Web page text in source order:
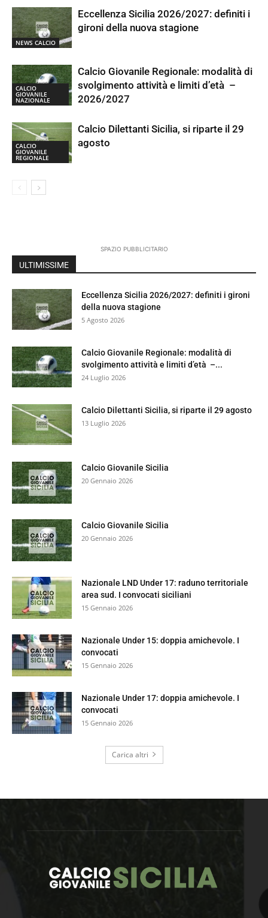
NEWS CALCIO
Eccellenza Sicilia 2026/2027: definiti i
gironi della nuova stagione
CALCIO
GIOVANILE
NAZIONALE
Calcio Giovanile Regionale: modalità di
svolgimento attività e limiti d’età –
2026/2027
CALCIO
GIOVANILE
REGIONALE
Calcio Dilettanti Sicilia, si riparte il 29
agosto
SPAZIO PUBBLICITARIO
ULTIMISSIME
Eccellenza Sicilia 2026/2027: definiti i gironi
della nuova stagione
5 Agosto 2026
Calcio Giovanile Regionale: modalità di
svolgimento attività e limiti d’età –...
24 Luglio 2026
Calcio Dilettanti Sicilia, si riparte il 29 agosto
13 Luglio 2026
Calcio Giovanile Sicilia
20 Gennaio 2026
Calcio Giovanile Sicilia
20 Gennaio 2026
Nazionale LND Under 17: raduno territoriale
area sud. I convocati siciliani
15 Gennaio 2026
Nazionale Under 15: doppia amichevole. I
convocati
15 Gennaio 2026
Nazionale Under 17: doppia amichevole. I
convocati
15 Gennaio 2026
Carica altri